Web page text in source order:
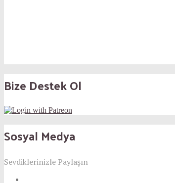
Bize Destek Ol
Sosyal Medya
Sevdiklerinizle Paylaşın